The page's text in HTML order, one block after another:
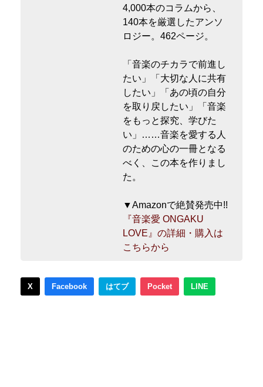
4,000本のコラムから、
140本を厳選したアンソ
ロジー。462ページ。
「音楽のチカラで前進し
たい」「大切な人に共有
したい」「あの頃の自分
を取り戻したい」「音楽
をもっと探究、学びた
い」……音楽を愛する人
のための心の一冊となる
べく、この本を作りまし
た。
▼Amazonで絶賛発売中!!
『音楽愛 ONGAKU
LOVE』の詳細・購入は
こちらから
X Facebook はてブ Pocket LINE